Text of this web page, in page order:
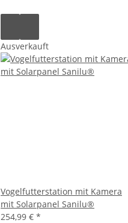
Ausverkauft
Vogelfutterstation mit Kamera
mit Solarpanel Sanilu®
254,99 € *